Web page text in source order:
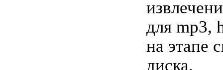
для mp3,
на этапе
диска.